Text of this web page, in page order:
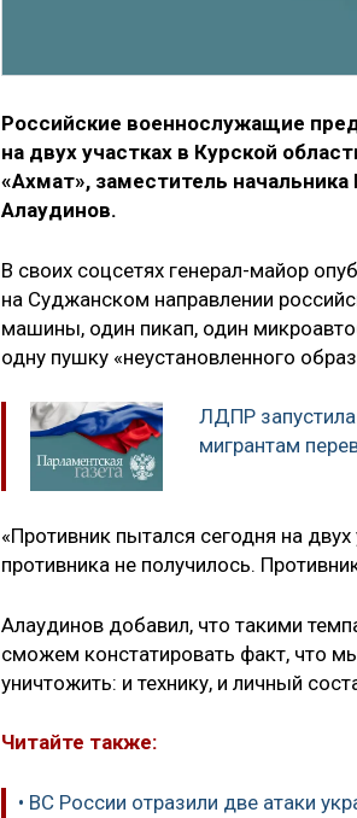
Российские военнослужащие
на двух участках в Курской
«Ахмат», заместитель
Алаудинов.
В своих соцсетях генерал-майор
на Суджанском направлении
машины, один пикап, один
одну пушку «неустановленного
ЛДПР запустила
мигрантам
«Противник пытался сегодня на
противника не получилось.
Алаудинов добавил, что такими
сможем констатировать факт, что
уничтожить: и технику, и личный
Читайте также:
• ВС России отразили две атаки